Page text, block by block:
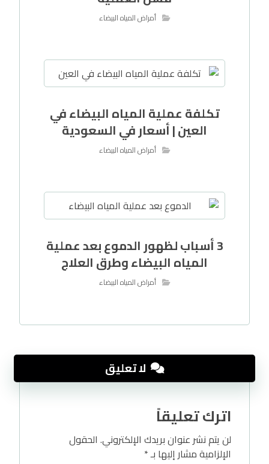
أمراض المياه البيضاء
تكلفة عملية المياه البيضاء في
العين | أسعار في السعودية
أمراض المياه البيضاء
3 أسباب لظهور الدموع بعد عملية
المياه البيضاء وطرق العلاج
أمراض المياه البيضاء
لا تعليق
اترك تعليقاً
لن يتم نشر عنوان بريدك الإلكتروني. الحقول
الإلزامية مشار إليها بـ*